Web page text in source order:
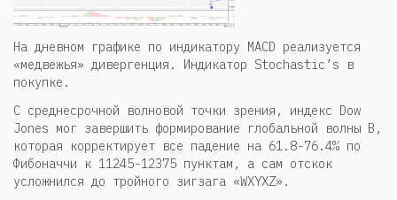
На дневном графике по индикатору MACD реализуется
«медвежья» дивергенция. Индикатор Stochastic’s в
покупке.
С среднесрочной волновой точки зрения, индекс Dow
Jones мог завершить формирование глобальной волны В,
которая корректирует все падение на 61.8-76.4% по
Фибоначчи к 11245-12375 пунктам, а сам отскок
усложнился до тройного зигзага «WXYXZ».